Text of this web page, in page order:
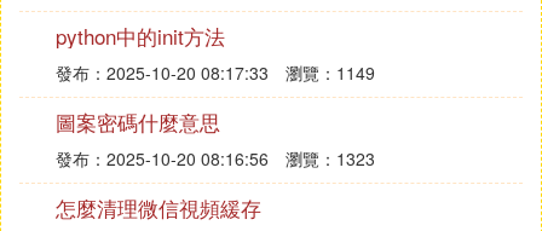
python中的init方法
發布：2025-10-20 08:17:33 瀏覽：1149
圖案密碼什麼意思
發布：2025-10-20 08:16:56 瀏覽：1323
怎麼清理微信視頻緩存